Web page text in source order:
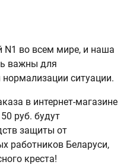
N1 во всем мире, и наша
важны для
ситуации.
в интернет-магазине
руб. будут
защиты от
работников Беларуси,
креста!